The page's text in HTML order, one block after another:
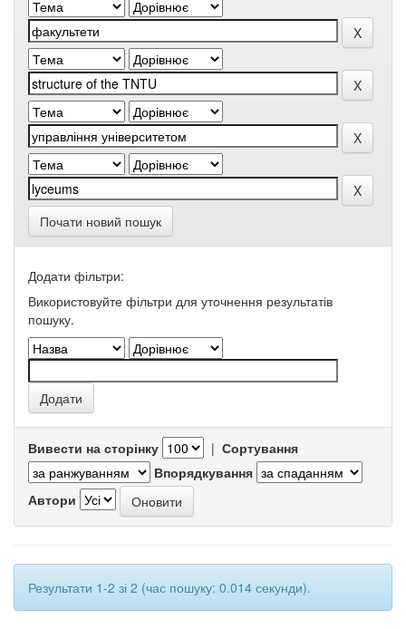
Почати новий пошук
Додати фільтри:
Використовуйте фільтри для уточнення результатів
пошуку.
Вивести на сторінку | Сортування
Впорядкування
Автори
Результати 1-2 зі 2 (час пошуку: 0.014 секунди).